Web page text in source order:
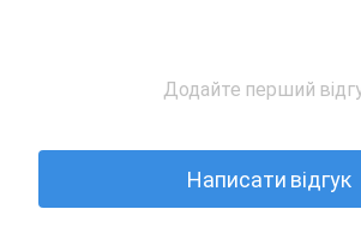
Додайте перший
Написати відгук